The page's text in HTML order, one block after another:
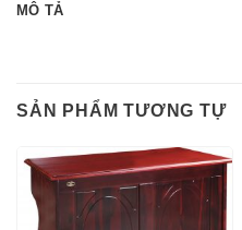
MÔ TẢ
SẢN PHẨM TƯƠNG TỰ